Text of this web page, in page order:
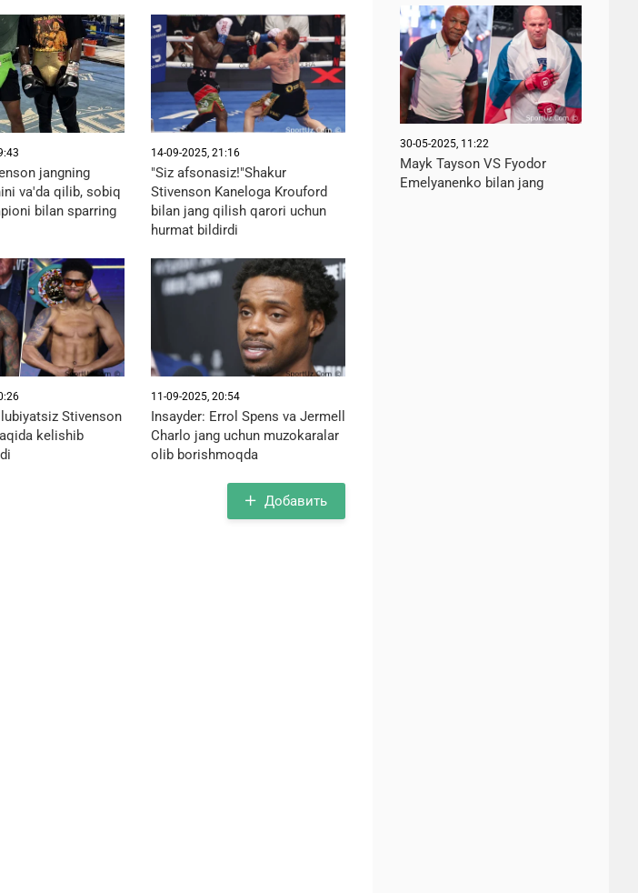
jangning
va'da qilib, sobiq
bilan sparring
14-09-2025, 21:16
"Siz afsonasiz!"Shakur
Stivenson Kaneloga Krouford
bilan jang qilish qarori uchun
hurmat bildirdi
Stivenson
kelishib
11-09-2025, 20:54
Insayder: Errol Spens va Jermell
Charlo jang uchun muzokaralar
olib borishmoqda
Добавить
30-05-2025, 11:22
Mayk Tayson VS Fyodor
Emelyanenko bilan jang